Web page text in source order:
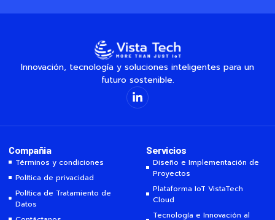
Innovación, tecnología y soluciones inteligentes para un
futuro sostenible.
Compañia
Términos y condiciones
Política de privacidad
Política de Tratamiento de
Datos
Servicios
Diseño e Implementación de
Proyectos
Plataforma IoT VistaTech
Cloud
Tecnología e Innovación al